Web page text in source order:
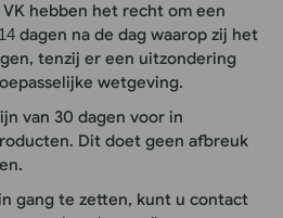
hebben het recht om een
14 dagen na de dag waarop zij het
tenzij er een uitzondering
wetgeving.
van 30 dagen voor in
Dit doet geen afbreuk
gang te zetten, kunt u contact